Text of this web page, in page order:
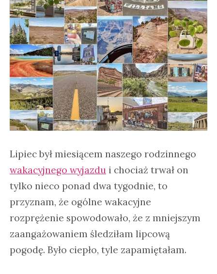
Lipiec był miesiącem naszego rodzinnego
wakacyjnego wyjazdu i chociaż trwał on
tylko nieco ponad dwa tygodnie, to
przyznam, że ogólne wakacyjne
rozprężenie spowodowało, że z mniejszym
zaangażowaniem śledziłam lipcową
pogodę. Było ciepło, tyle zapamiętałam.